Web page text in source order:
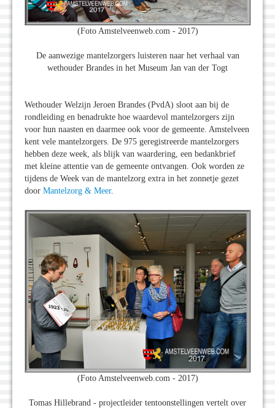
(Foto Amstelveenweb.com - 2017)
De aanwezige mantelzorgers luisteren naar het verhaal van
wethouder Brandes in het Museum Jan van der Togt
Wethouder Welzijn Jeroen Brandes (PvdA) sloot aan bij de
rondleiding en benadrukte hoe waardevol mantelzorgers zijn
voor hun naasten en daarmee ook voor de gemeente. Amstelveen
kent vele mantelzorgers. De 975 geregistreerde mantelzorgers
hebben deze week, als blijk van waardering, een bedankbrief
met kleine attentie van de gemeente ontvangen. Ook worden ze
tijdens de Week van de mantelzorg extra in het zonnetje gezet
door Mantelzorg & Meer.
(Foto Amstelveenweb.com - 2017)
Tomas Hillebrand - projectleider tentoonstellingen vertelt over